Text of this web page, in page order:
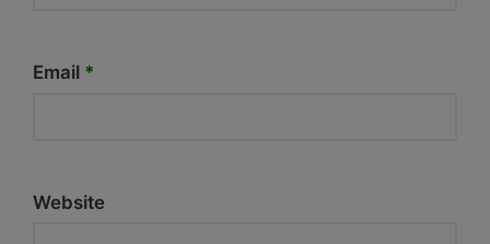
Email *
Website